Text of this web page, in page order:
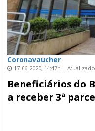
Coronavaucher
17-06-2020, 14:47h |
Beneficiários do
a receber 3ª